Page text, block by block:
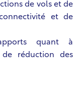
de vols et de
et de
quant à
réduction des